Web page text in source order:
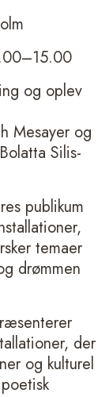
og oplev
Mesayer og
Silis-
publikum
temaer
drømmen
der
og kulturel